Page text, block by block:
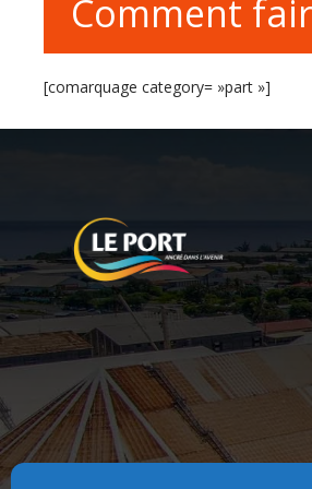
Comment
[comarquage category= »part »]